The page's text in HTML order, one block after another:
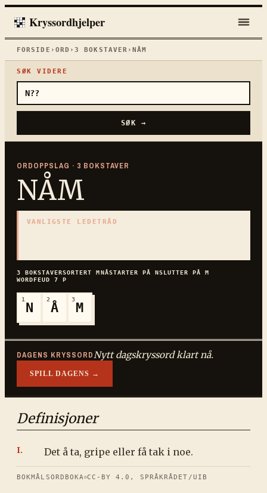
Kryssordhjelper
FORSIDE › ORD ›3 BOKSTAVER ›NÅM
SØK VIDERE
SØK →
ORDOPPSLAG · 3 BOKSTAVER
NÅM
VANLIGSTE LEDETRÅD
3 BOKSTAVERSORTERTMNÅSTARTER PÅ NSLUTTER PÅM
WORDFEUD7 P
1
N
2
Å
3
M
DAGENS KRYSSORDNytt dagskryssord klart nå.
SPILL DAGENS →
Definisjoner
Det å ta, gripe eller få tak i noe.
BOKMÅLSORDBOKA CC-BY 4.0, SPRÅKRÅDET/UIB